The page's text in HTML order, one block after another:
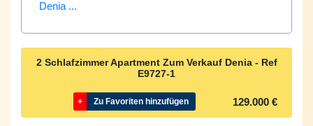
Denia ...
2 Schlafzimmer Apartment Zum Verkauf Denia - Ref
E9727-1
+ Zu Favoriten hinzufügen 129.000 €